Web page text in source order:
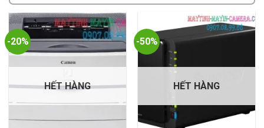
-20%
HẾT HÀNG
-50%
HẾT HÀNG